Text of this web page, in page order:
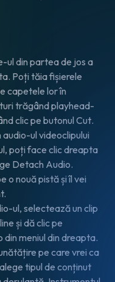
ul din partea de jos a
Poți tăia fișierele
capetele lor în
trăgând playhead-
clic pe butonul Cut.
ul videoclipului
poți face clic dreapta
Detach Audio.
o nouă pistă și îl vei
ul, selectează un clip
și dă clic pe
din meniul din dreapta.
pe care vrei ca
tipul de conținut